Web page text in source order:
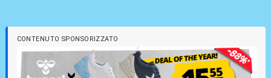
CONTENUTO SPONSORIZZATO